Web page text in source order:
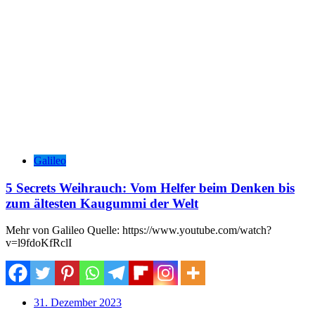
Galileo
5 Secrets Weihrauch: Vom Helfer beim Denken bis
zum ältesten Kaugummi der Welt
Mehr von Galileo Quelle: https://www.youtube.com/watch?
v=l9fdoKfRclI
31. Dezember 2023